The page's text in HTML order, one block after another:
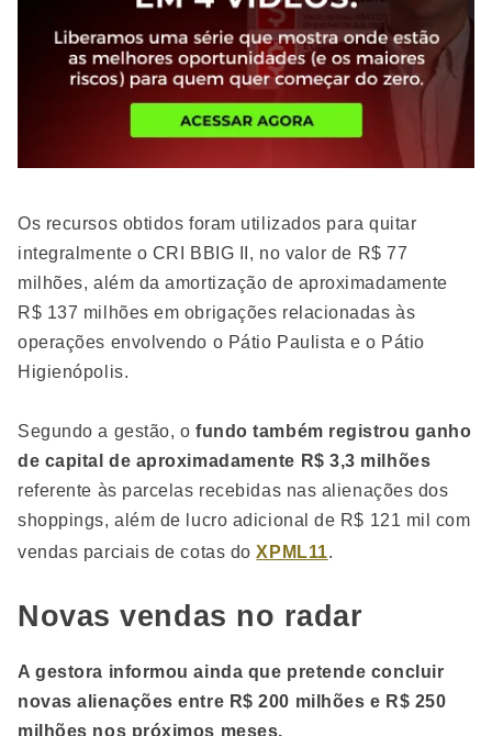
Os recursos obtidos foram utilizados para quitar
integralmente o CRI BBIG II, no valor de R$ 77
milhões, além da amortização de aproximadamente
R$ 137 milhões em obrigações relacionadas às
operações envolvendo o Pátio Paulista e o Pátio
Higienópolis.
Segundo a gestão, o fundo também registrou ganho
de capital de aproximadamente R$ 3,3 milhões
referente às parcelas recebidas nas alienações dos
shoppings, além de lucro adicional de R$ 121 mil com
vendas parciais de cotas doXPML11.
Novas vendas no radar
A gestora informou ainda que pretende concluir
novas alienações entre R$ 200 milhões e R$ 250
milhões nos próximos meses.